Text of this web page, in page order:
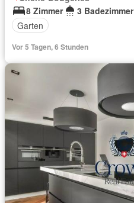
8 Zimmer
3 Badezimmer
Garten
Vor 5 Tagen, 6 Stunden